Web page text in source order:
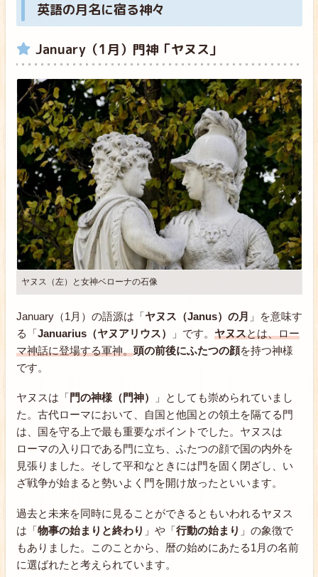
英語の月名に宿る神々
January（1月）門神「ヤヌス」
ヤヌス（左）と女神ベローナの石像
January（1月）の語源は「ヤヌス（Janus）の月 」を意味す
る「Januarius（ヤヌアリウス） 」です。 ヤヌスとは、ロー
マ神話に登場する軍神。頭の前後にふたつの顔を持つ神様
です。
ヤヌスは「 門の神様（門神）
」としても崇められていまし
た。古代ローマにおいて、自国と他国との領土を隔てる門
は、国を守る上で最も重要なポイントでした。ヤヌスは
ローマの入り口である門に立ち、ふたつの顔で国の内外を
見張りました。そして平和なときには門を固く閉ざし、い
ざ戦争が始まると勢いよく門を開け放ったといいます。
過去と未来を同時に見ることができるともいわれるヤヌス
は「物事の始まりと終わり 」や「行動の始まり 」の象徴で
もありました。このことから、暦の始めにあたる1月の名前
に選ばれたと考えられています。